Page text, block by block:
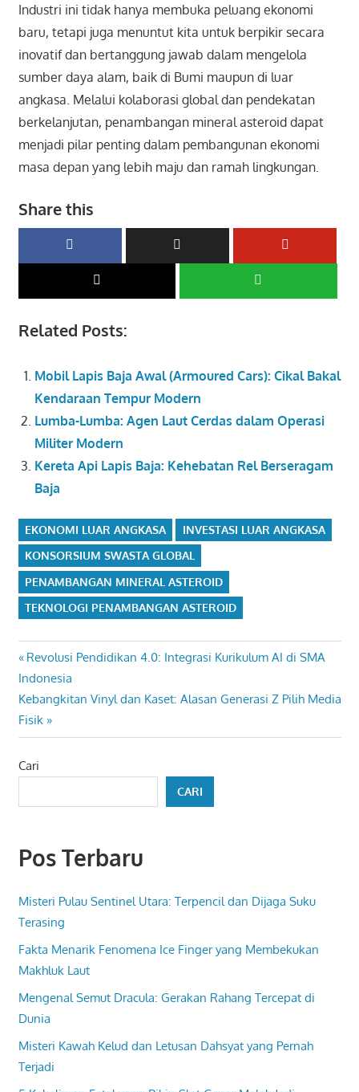
Industri ini tidak hanya membuka peluang ekonomi
baru, tetapi juga menuntut kita untuk berpikir secara
inovatif dan bertanggung jawab dalam mengelola
sumber daya alam, baik di Bumi maupun di luar
angkasa. Melalui kolaborasi global dan pendekatan
berkelanjutan, penambangan mineral asteroid dapat
menjadi pilar penting dalam pembangunan ekonomi
masa depan yang lebih maju dan ramah lingkungan.
Share this
Related Posts:
Mobil Lapis Baja Awal (Armoured Cars): Cikal Bakal
Kendaraan Tempur Modern
Lumba-Lumba: Agen Laut Cerdas dalam Operasi
Militer Modern
Kereta Api Lapis Baja: Kehebatan Rel Berseragam
Baja
EKONOMI LUAR ANGKASA
INVESTASI LUAR ANGKASA
KONSORSIUM SWASTA GLOBAL
PENAMBANGAN MINERAL ASTEROID
TEKNOLOGI PENAMBANGAN ASTEROID
Navigasi
pos
Previous
Post:
Revolusi Pendidikan 4.0: Integrasi Kurikulum AI di SMA
Indonesia
Next
Post:
Kebangkitan Vinyl dan Kaset: Alasan Generasi Z Pilih Media
Fisik
Cari
CARI
Pos Terbaru
Misteri Pulau Sentinel Utara: Terpencil dan Dijaga Suku
Terasing
Fakta Menarik Fenomena Ice Finger yang Membekukan
Makhluk Laut
Mengenal Semut Dracula: Gerakan Rahang Tercepat di
Dunia
Misteri Kawah Kelud dan Letusan Dahsyat yang Pernah
Terjadi